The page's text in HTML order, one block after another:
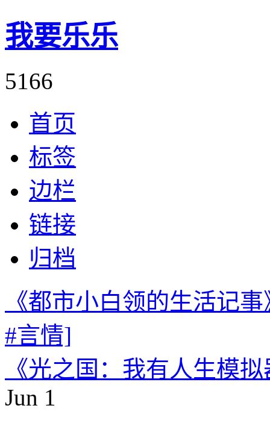
我要乐乐
5166
首页
标签
边栏
链接
归档
《都市小白领的生活记
#言情]
《光之国：我有人生模
Jun 1